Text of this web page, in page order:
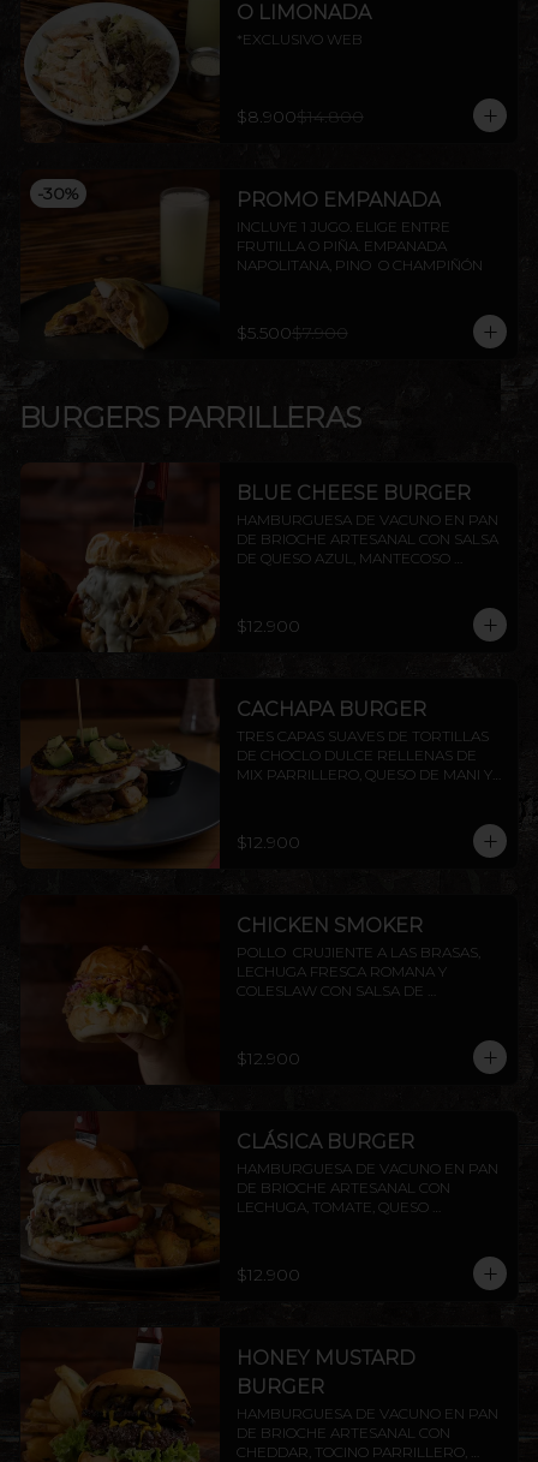
O LIMONADA
*EXCLUSIVO WEB
$8.900$14.800
-30% PROMO EMPANADA
INCLUYE 1 JUGO. ELIGE ENTRE
FRUTILLA O PIÑA. EMPANADA
NAPOLITANA, PINO  O CHAMPIÑÓN
$5.500$7.900
BURGERS PARRILLERAS
BLUE CHEESE BURGER
HAMBURGUESA DE VACUNO EN PAN
DE BRIOCHE ARTESANAL CON SALSA
DE QUESO AZUL, MANTECOSO
PAPAS RÚSTICAS.
$12.900
CACHAPA BURGER
TRES CAPAS SUAVES DE TORTILLAS
DE CHOCLO DULCE RELLENAS DE
MIX PARRILLERO, QUESO DE MANI Y
DE SALSA CHIMICHURRI Y NATA
$12.900
CHICKEN SMOKER
POLLO  CRUJIENTE A LAS BRASAS,
LECHUGA FRESCA ROMANA Y
COLESLAW CON SALSA DE
DE LA CASA. ACOMPAÑADO DE
PAPAS RUSTICAS.
$12.900
CLÁSICA BURGER
HAMBURGUESA DE VACUNO EN PAN
DE BRIOCHE ARTESANAL CON
LECHUGA, TOMATE, QUESO
RÚSTICAS.
$12.900
HONEY MUSTARD
BURGER
HAMBURGUESA DE VACUNO EN PAN
DE BRIOCHE ARTESANAL CON
CHEDDAR, TOCINO PARRILLERO,